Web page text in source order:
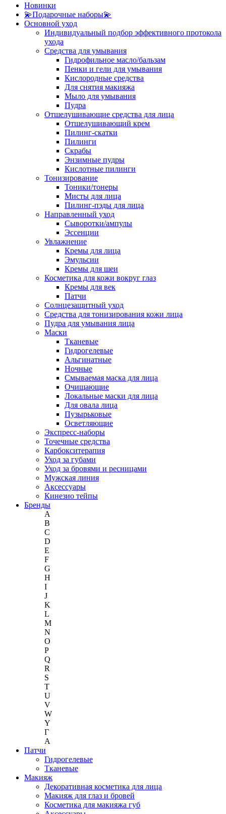
Новинки
💫Подарочные наборы💫
Основной уход
Индивидуальный подбор эффективного протокола
ухода
Средства для умывания
Гидрофильное масло/бальзам
Пенки и гели для умывания
Кислородные средства
Для снятия макияжа
Мыло для умывания
Пудра
Отшелушивающие средства для лица
Отшелушивающий крем
Пилинг-скатки
Пилинги
Скрабы
Энзимные пудры
Кислотные пилинги
Тонизирование
Тоники/тонеры
Мисты для лица
Пилинг-пэды для лица
Направленный уход
Сыворотки/ампулы
Эссенции
Увлажнение
Кремы для лица
Эмульсии
Кремы для шеи
Косметика для кожи вокруг глаз
Кремы для век
Патчи
Солнцезащитный уход
Средства для тонизирования кожи лица
Пудра для умывания лица
Маски
Тканевые
Гидрогелевые
Альгинатные
Ночные
Смываемая маска для лица
Очищающие
Локальные маски для лица
Для овала лица
Пузырьковые
Осветляющие
Экспресс-наборы
Точечные средства
Карбокситерапия
Уход за губами
Уход за бровями и ресницами
Мужская линия
Аксессуары
Кинезио тейпы
Бренды
A
B
C
D
E
F
G
H
I
J
K
L
M
N
O
P
Q
R
S
T
U
V
W
Y
Г
A
Патчи
Гидрогелевые
Тканевые
Макияж
Декоративная косметика для лица
Макияж для глаз и бровей
Косметика для макияжа губ